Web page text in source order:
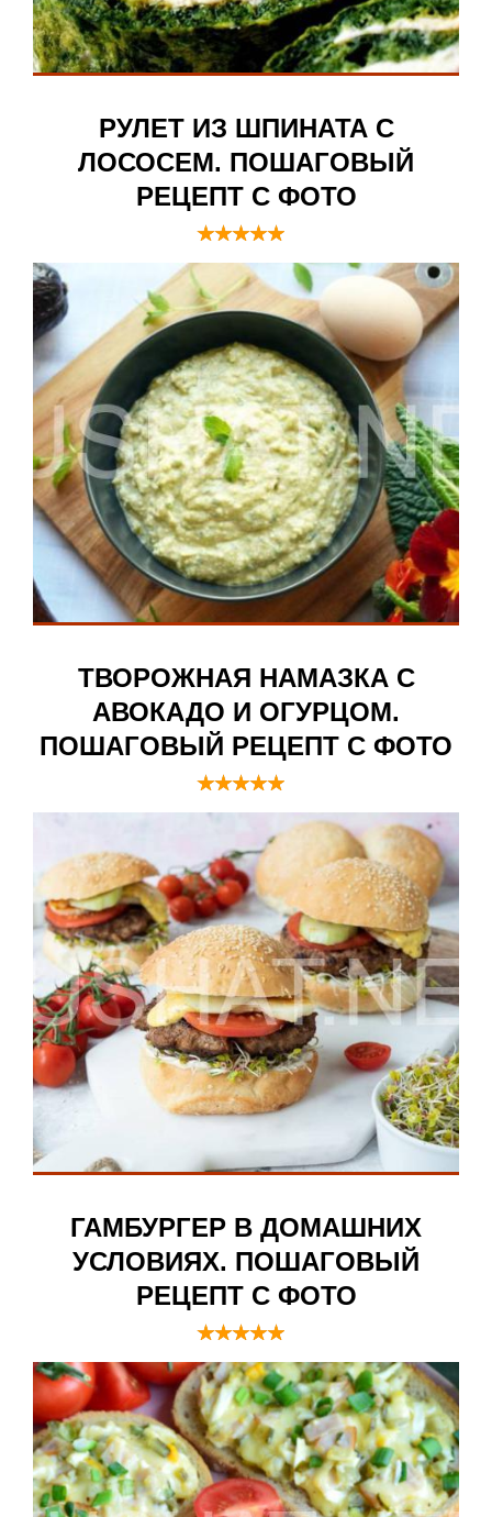
РУЛЕТ ИЗ ШПИНАТА С
ЛОСОСЕМ. ПОШАГОВЫЙ
РЕЦЕПТ С ФОТО
ТВОРОЖНАЯ НАМАЗКА С
АВОКАДО И ОГУРЦОМ.
ПОШАГОВЫЙ РЕЦЕПТ С ФОТО
ГАМБУРГЕР В ДОМАШНИХ
УСЛОВИЯХ. ПОШАГОВЫЙ
РЕЦЕПТ С ФОТО